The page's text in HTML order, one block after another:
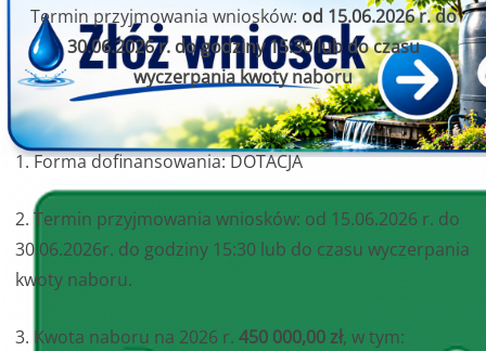
Termin przyjmowania wniosków: od 15.06.2026 r. do
30.06.2026 r. do godziny 15:30 lub do czasu
wyczerpania kwoty naboru
1. Forma dofinansowania: DOTACJA
2. Termin przyjmowania wniosków: od 15.06.2026 r. do
30.06.2026r. do godziny 15:30 lub do czasu wyczerpania
kwoty naboru.
3. Kwota naboru na 2026 r. 450 000,00 zł, w tym: